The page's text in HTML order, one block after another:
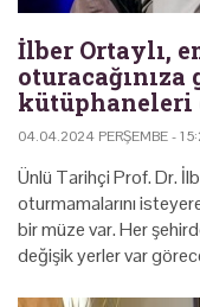
İlber Ortaylı,
kütüphaneleri
04.04.2024 PERŞEMBE -
Ünlü Tarihçi Prof. Dr.
oturmamalarını
bir müze var. Her
değişik yerler var